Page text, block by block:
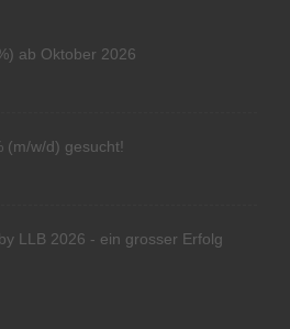
ab Oktober 2026
(m/w/d) gesucht!
LLB 2026 - ein grosser Erfolg